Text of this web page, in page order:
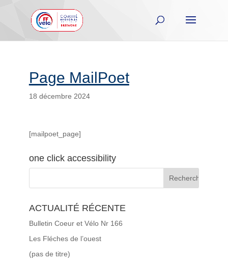
Page MailPoet
18 décembre 2024
[mailpoet_page]
one click accessibility
ACTUALITÉ RÉCENTE
Bulletin Coeur et Vélo Nr 166
Les Fléches de l’ouest
(pas de titre)